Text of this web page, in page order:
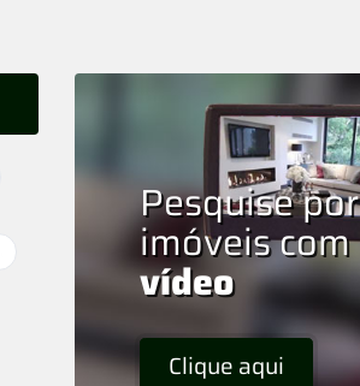
Pesquise por
imóveis com
vídeo
Clique aqui